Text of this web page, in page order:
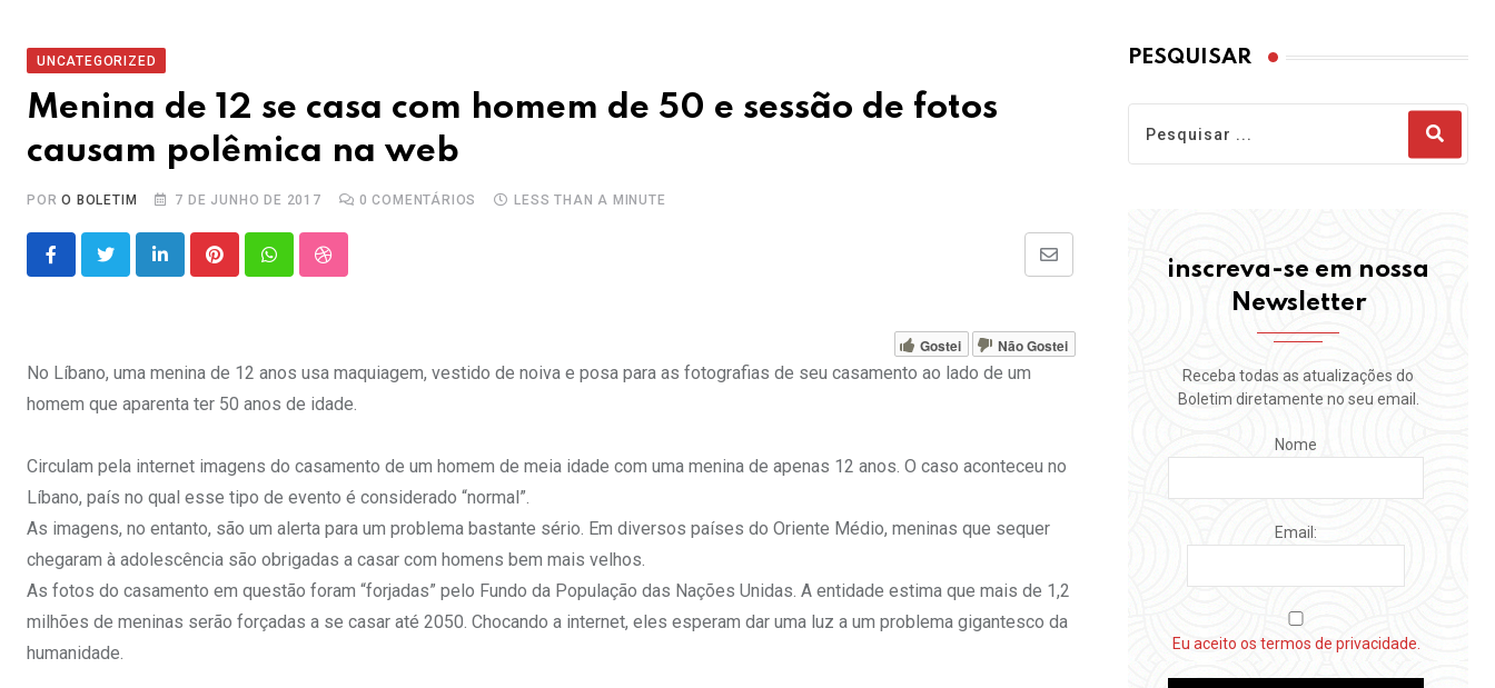
UNCATEGORIZED
Menina de 12 se casa com homem de 50 e sessão de fotos
causam polêmica na web
PORO BOLETIM 7 DE JUNHO DE 2017 0 COMENTÁRIOS LESS THAN A MINUTE
LinkedInPinterestWhatsappStumbleUpon
Share
Email
Gostei Não Gostei
No Líbano, uma menina de 12 anos usa maquiagem, vestido de noiva e posa para as fotografias de seu casamento ao lado de um
homem que aparenta ter 50 anos de idade.
Circulam pela internet imagens do casamento de um homem de meia idade com uma menina de apenas 12 anos. O caso aconteceu no
Líbano, país no qual esse tipo de evento é considerado “normal”.
As imagens, no entanto, são um alerta para um problema bastante sério. Em diversos países do Oriente Médio, meninas que sequer
chegaram à adolescência são obrigadas a casar com homens bem mais velhos.
As fotos do casamento em questão foram “forjadas” pelo Fundo da População das Nações Unidas. A entidade estima que mais de 1,2
milhões de meninas serão forçadas a se casar até 2050. Chocando a internet, eles esperam dar uma luz a um problema gigantesco da
humanidade.
PESQUISAR
inscreva-se em nossa
Newsletter
Receba todas as atualizações do
Boletim diretamente no seu email.
Nome
Email:
Eu aceito os termos de privacidade.